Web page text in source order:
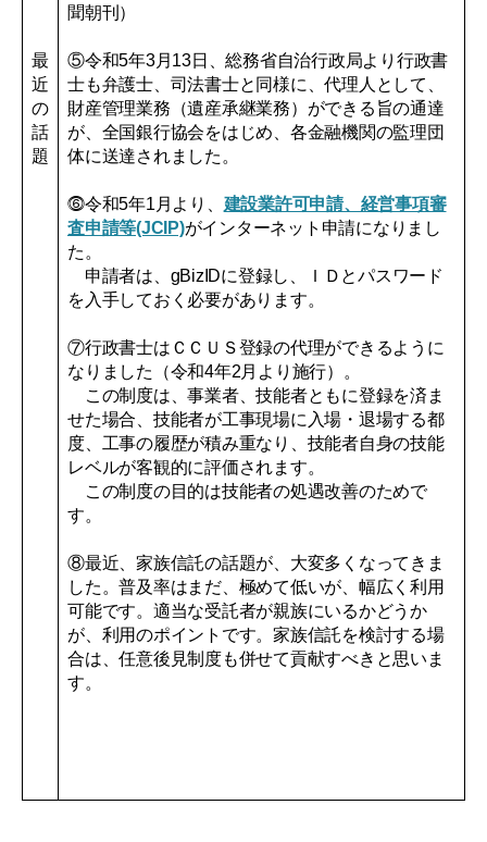
最
近
の
話
題
聞朝刊）
⑤令和5年3月13日、総務省自治行政局より行政書
士も弁護士、司法書士と同様に、代理人として、
財産管理業務（遺産承継業務）ができる旨の通達
が、全国銀行協会をはじめ、各金融機関の監理団
体に送達されました。
⓺令和5年1月より、 建設業許可申請、経営事項審
査申請等(JCIP)がインターネット申請になりまし
た。
申請者は、gBizIDに登録し、ＩＤとパスワード
を入手しておく必要があります。
⑦行政書士はＣＣＵＳ登録の代理ができるように
なりました（令和4年2月より施行）。
この制度は、事業者、技能者ともに登録を済ま
せた場合、技能者が工事現場に入場・退場する都
度、工事の履歴が積み重なり、技能者自身の技能
レベルが客観的に評価されます。
この制度の目的は技能者の処遇改善のためで
す。
⑧最近、家族信託の話題が、大変多くなってきま
した。普及率はまだ、極めて低いが、幅広く利用
可能です。適当な受託者が親族にいるかどうか
が、利用のポイントです。家族信託を検討する場
合は、任意後見制度も併せて貢献すべきと思いま
す。